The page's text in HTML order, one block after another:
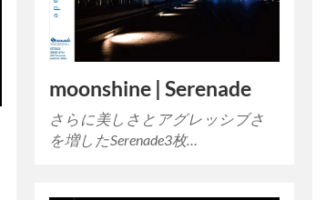
moonshine | Serenade
さらに美しさとアグレッシブさ
を増したSerenade3枚…